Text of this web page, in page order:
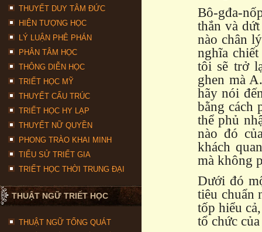
THUYẾT DUY TÂM ĐỨC
HIỆN TƯỢNG HỌC
LÝ LUẬN PHÊ PHÁN
PHÂN TÂM HỌC
THÔNG DIỄN HỌC
TRIẾT HỌC MỸ
THUYẾT CẤU TRÚC
TRIẾT HỌC HY LẠP
THUYẾT NỮ QUYỀN
PHONG TRÀO KHAI MINH
TIỂU SỬ TRIẾT GIA
TRIẾT HỌC THỜI TRUNG ĐẠI
THUẬT NGỮ TRIẾT HỌC
THUẬT NGỮ TỔNG QUÁT
Bô-gđa-
thắn và
nào chân
nghĩa
tôi sẽ trở
ghen mà
hãy nói
bằng cách
thể phủ
nào đó
khách
mà không
Dưới đó
tiêu chuẩn
tốp hiểu
tổ chức